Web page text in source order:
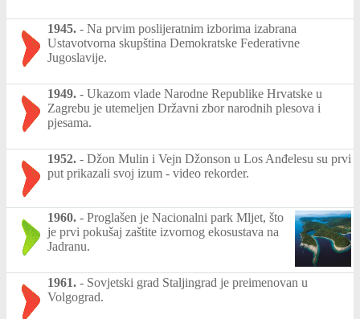
1945. - Na prvim poslijeratnim izborima izabrana
Ustavotvorna skupština Demokratske Federativne
Jugoslavije.
1949. - Ukazom vlade Narodne Republike Hrvatske u
Zagrebu je utemeljen Državni zbor narodnih plesova i
pjesama.
1952. - Džon Mulin i Vejn Džonson u Los Anđelesu su prvi
put prikazali svoj izum - video rekorder.
1960. - Proglašen je Nacionalni park Mljet, što
je prvi pokušaj zaštite izvornog ekosustava na
Jadranu.
1961. - Sovjetski grad Staljingrad je preimenovan u
Volgograd.